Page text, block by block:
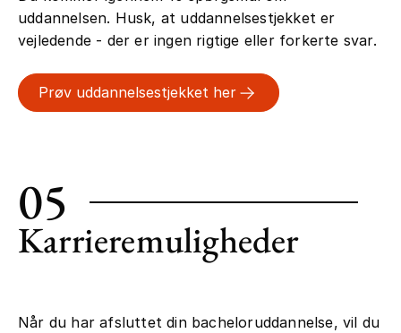
uddannelsen. Husk, at uddannelsestjekket er
vejledende - der er ingen rigtige eller forkerte svar.
Prøv uddannelsestjekket her
05
Karrieremuligheder
Når du har afsluttet din bacheloruddannelse, vil du